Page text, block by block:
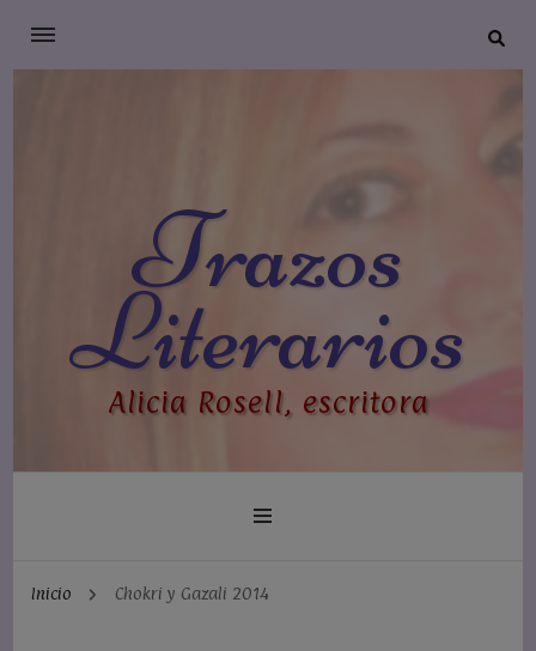
Trazos
Literarios
Alicia Rosell, escritora
Inicio Chokri y Gazali 2014